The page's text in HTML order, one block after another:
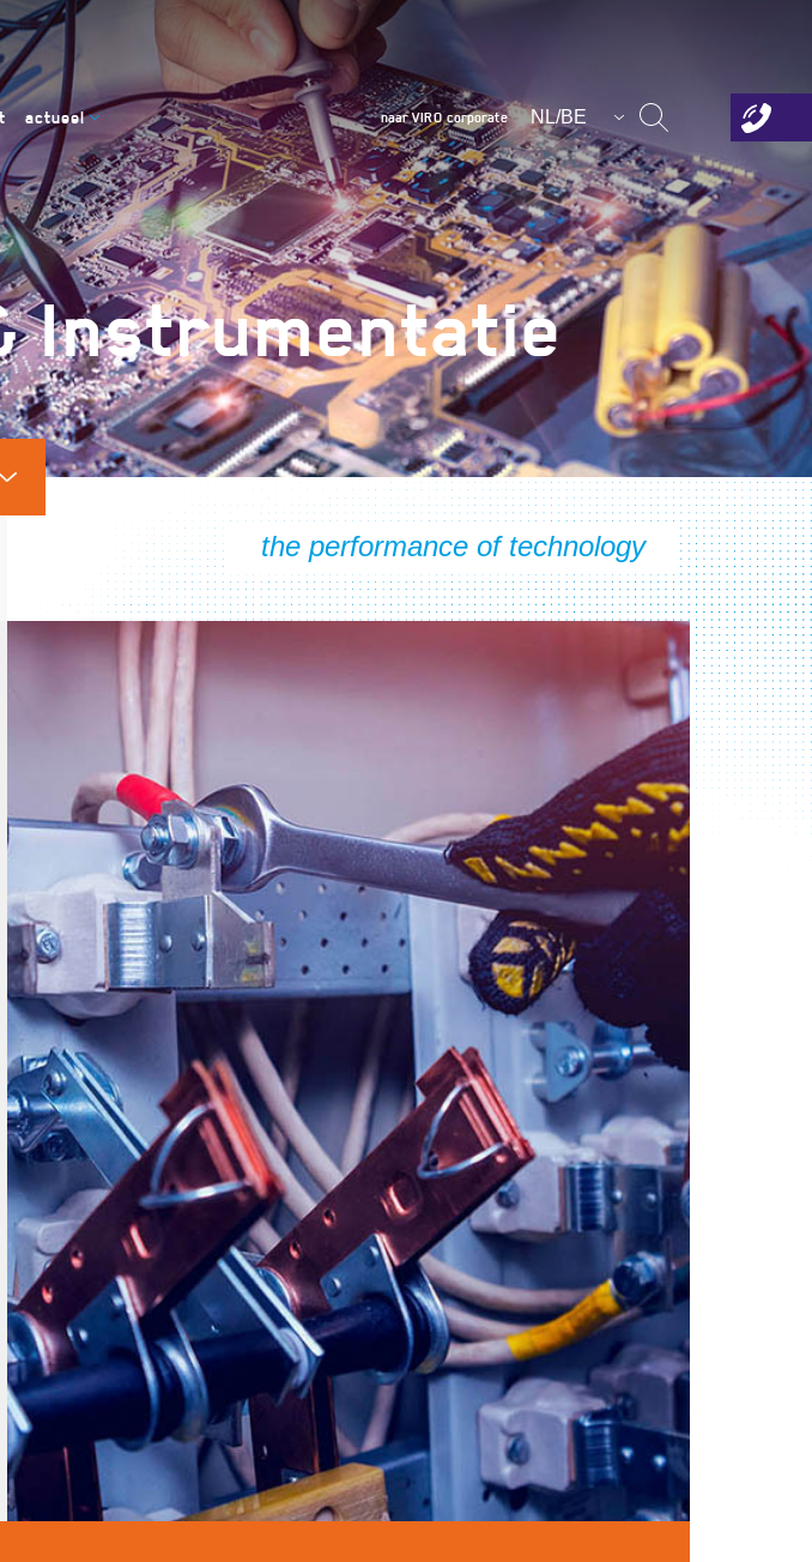
actueel naar VIRO corporate NL/BE
Instrumentatie